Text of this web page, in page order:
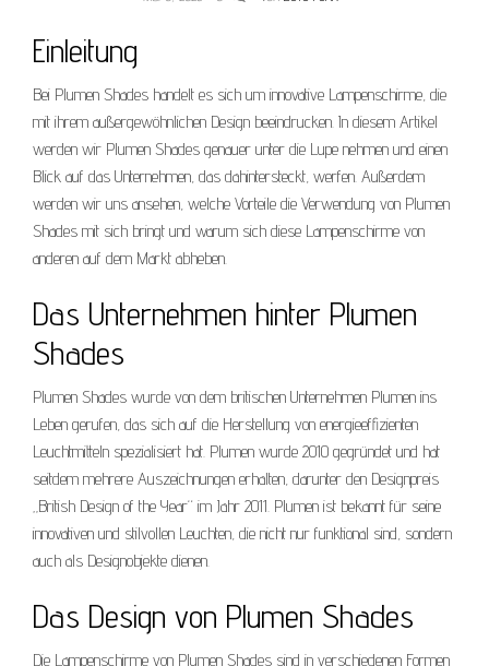
Einleitung
Bei Plumen Shades handelt es sich um innovative Lampenschirme, die
mit ihrem außergewöhnlichen Design beeindrucken. In diesem Artikel
werden wir Plumen Shades genauer unter die Lupe nehmen und einen
Blick auf das Unternehmen, das dahintersteckt, werfen. Außerdem
werden wir uns ansehen, welche Vorteile die Verwendung von Plumen
Shades mit sich bringt und warum sich diese Lampenschirme von
anderen auf dem Markt abheben.
Das Unternehmen hinter Plumen
Shades
Plumen Shades wurde von dem britischen Unternehmen Plumen ins
Leben gerufen, das sich auf die Herstellung von energieeffizienten
Leuchtmitteln spezialisiert hat. Plumen wurde 2010 gegründet und hat
seitdem mehrere Auszeichnungen erhalten, darunter den Designpreis
„British Design of the Year“ im Jahr 2011. Plumen ist bekannt für seine
innovativen und stilvollen Leuchten, die nicht nur funktional sind, sondern
auch als Designobjekte dienen.
Das Design von Plumen Shades
Die Lampenschirme von Plumen Shades sind in verschiedenen Formen